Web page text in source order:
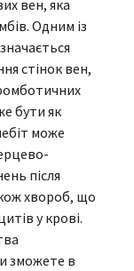
вен, яка
Одним із
стінок вен,
бути як
може
після
хвороб, що
у крові.
зможете в